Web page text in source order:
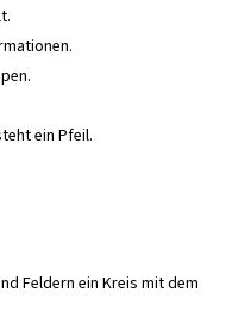
ein Pfeil.
Feldern ein Kreis mit dem